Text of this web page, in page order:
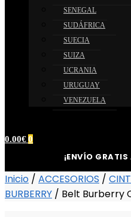
SENEGAL
SUDÁFRICA
SUECIA
SUIZA
UCRANIA
URUGUAY
VENEZUELA
0.00€ 0
¡ENVÍO
Inicio / ACCESORIOS /
BURBERRY / Belt Burberry